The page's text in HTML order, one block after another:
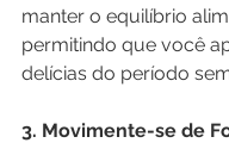
manter o equilíbrio
permitindo que você
delícias do período
3. Movimente-se de